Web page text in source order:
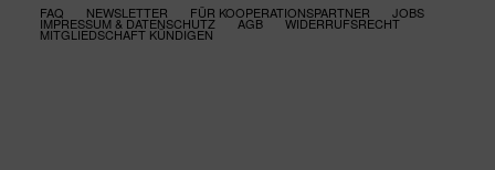
FAQ
NEWSLETTER FÜR KOOPERATIONSPARTNER JOBS
IMPRESSUM & DATENSCHUTZ AGB WIDERRUFSRECHT
MITGLIEDSCHAFT KÜNDIGEN